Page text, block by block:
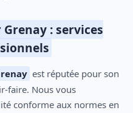
: services
est réputée pour son
faire. Nous vous
conforme aux normes en